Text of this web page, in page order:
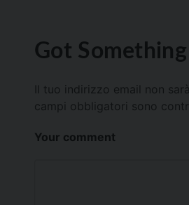
Got Something
Il tuo indirizzo email non
campi obbligatori sono
Your comment